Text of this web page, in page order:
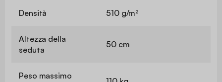
Densità 510 g/m²
Altezza della
seduta
50 cm
Peso massimo